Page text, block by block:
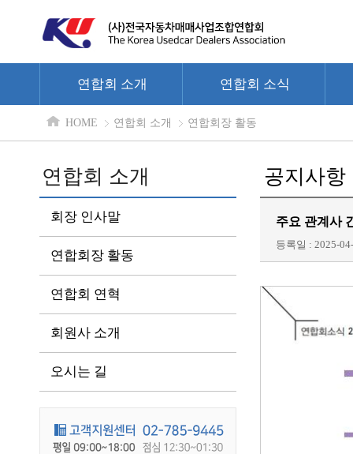
연합회 소개 연합회 소식
HOME 연합회 소개 연합회장 활동
연합회 소개
회장 인사말
연합회장 활동
연합회 연혁
회원사 소개
오시는 길
공지사항
주요 관계사
등록일 : 2025-